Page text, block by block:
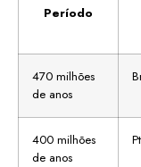
Período
470 milhões
de anos
400 milhões
de anos